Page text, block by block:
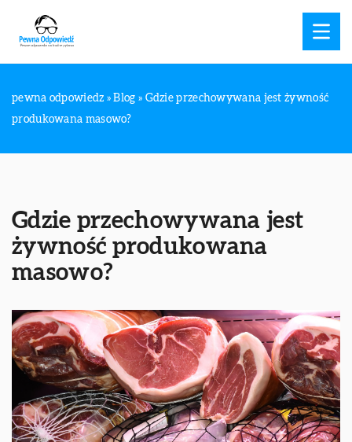
pewna odpowiedz »Blog » Gdzie przechowywana jest żywność
produkowana masowo?
Gdzie przechowywana jest
żywność produkowana
masowo?